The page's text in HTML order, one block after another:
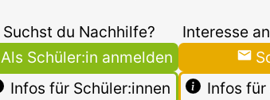
Suchst du Nachhilfe?
Als Schüler:in anmelden
Infos für Schüler:innen
Interesse
Infos